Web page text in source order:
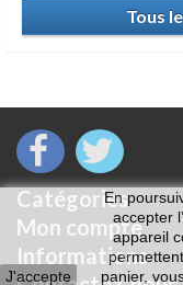
J'accepte
En
accepter
appareil
panier,
Tous
Catégories
Mon compte
Informations